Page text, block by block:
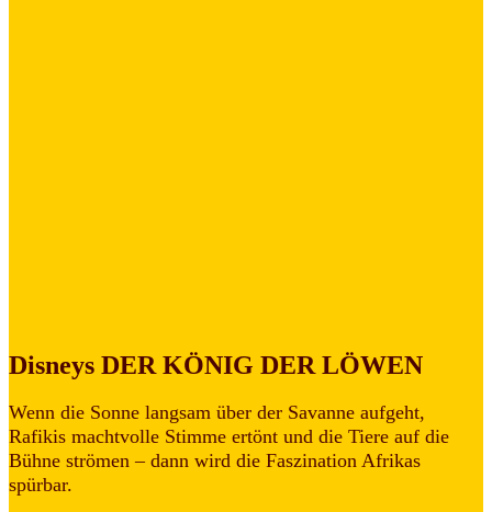
Disneys DER KÖNIG DER LÖWEN
Wenn die Sonne langsam über der Savanne aufgeht,
Rafikis machtvolle Stimme ertönt und die Tiere auf die
Bühne strömen – dann wird die Faszination Afrikas
spürbar.